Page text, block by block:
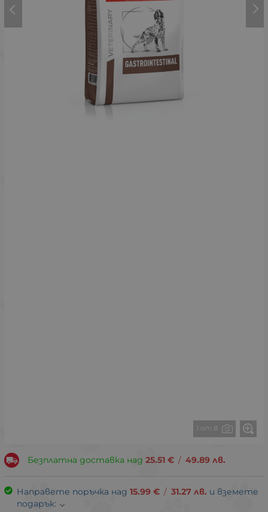
1 от 8
Безплатна доставка над 25.51 € / 49.89 лв.
Направете поръчка над 15.99 € / 31.27 лв. и вземете
подарък: